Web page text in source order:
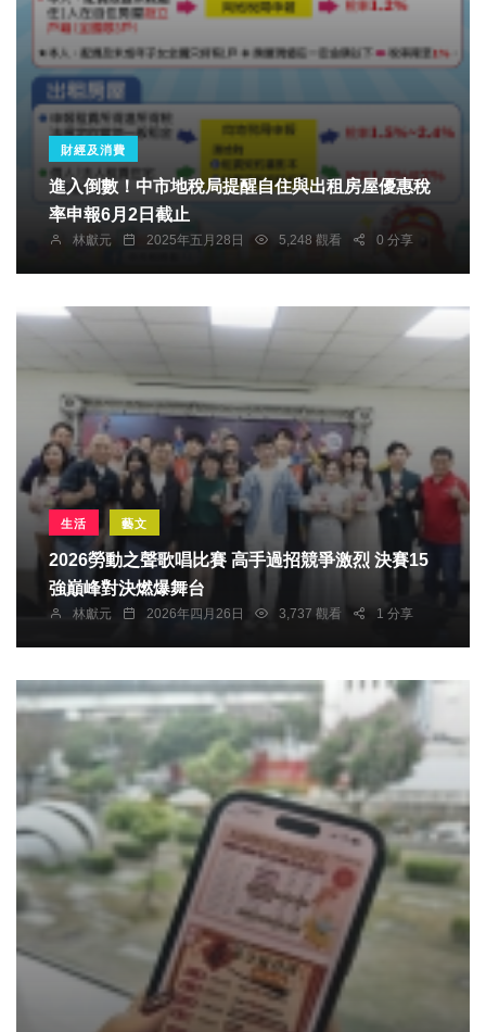
財經及消費
進入倒數！中市地稅局提醒自住與出租房屋優惠稅
率申報6月2日截止
林獻元 2025年五月28日 5,248 觀看 0 分享
生活 藝文
2026勞動之聲歌唱比賽 高手過招競爭激烈 決賽15
強巔峰對決燃爆舞台
林獻元 2026年四月26日 3,737 觀看 1 分享